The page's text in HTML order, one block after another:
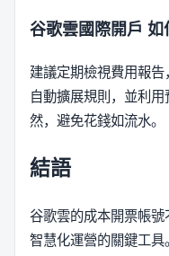
谷歌雲國際開戶 如
建議定期檢視費用報
自動擴展規則，並利
然，避免花錢如流水。
結語
谷歌雲的成本開票帳
智慧化運營的關鍵工